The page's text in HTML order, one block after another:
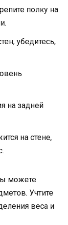
полку на
убедитесь,
на задней
на стене,
можете
Учтите
веса и